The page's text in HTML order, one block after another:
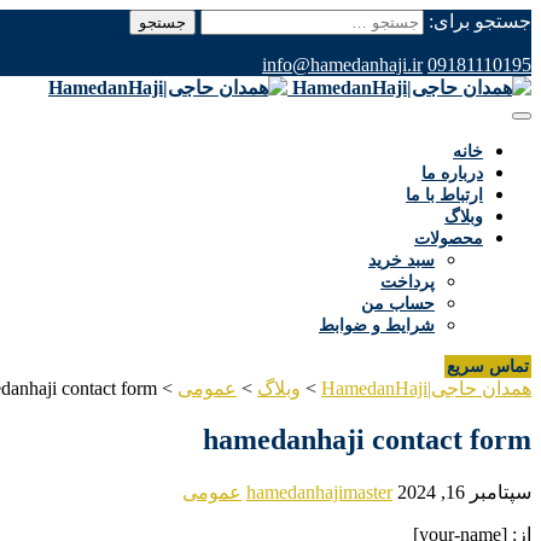
جستجو برای:
09181110195
info@hamedanhaji.ir
خانه
درباره ما
ارتباط با ما
وبلاگ
محصولات
سبد خرید
پرداخت
حساب من
شرایط و ضوابط
تماس سریع
همدان حاجی|HamedanHaji > وبلاگ > عمومی >
contact form
hamedanhaji contact form
سپتامبر 16, 2024 hamedanhajimaster عمومی
از: [your-name]